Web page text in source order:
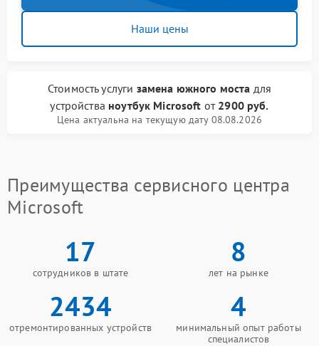
Наши цены
Стоимость услуги замена южного моста для
устройства ноутбук Microsoft от 2900 руб.
Цена актуальна на текущую дату 08.08.2026
Преимущества сервисного центра
Microsoft
17
сотрудников в штате
8
лет на рынке
2434
отремонтированных устройств
4
минимальный опыт работы
специалистов